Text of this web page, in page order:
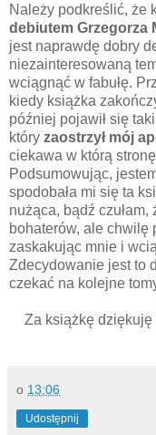
Należy podkreślić, że
debiutem Grzegorza
jest naprawdę dobry
niezainteresowaną
wciągnąć w fabułę.
kiedy książka
później pojawił się
który zaostrzył mój
ciekawa w którą
Podsumowując,
spodobała mi się ta
nużąca, bądź
bohaterów, ale chwilę
zaskakując mnie i
Zdecydowanie jest to
czekać na kolejne
Za książkę dziękuję
o 13:06
Udostępnij